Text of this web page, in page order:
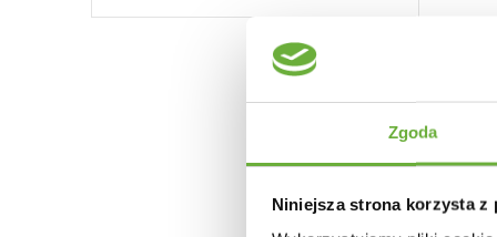
Zgoda
Niniejsza strona korzysta z